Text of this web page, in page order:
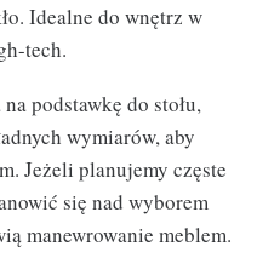
Idealne do wnętrz w
tech.
podstawkę do stołu,
wymiarów, aby
Jeżeli planujemy częste
się nad wyborem
manewrowanie meblem.